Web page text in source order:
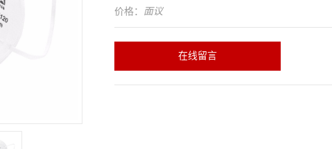
价格： 面议
在线留言